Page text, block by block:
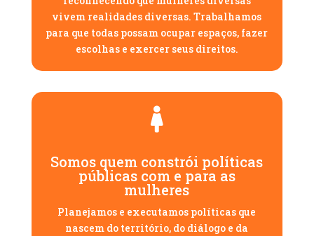
vivem realidades diversas. Trabalhamos
para que todas possam ocupar espaços, fazer
escolhas e exercer seus direitos.

Somos quem constrói políticas
públicas com e para as
mulheres
Planejamos e executamos políticas que
nascem do território, do diálogo e da